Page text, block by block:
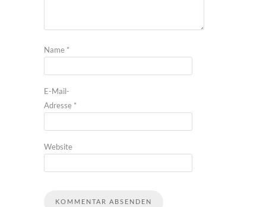
Name *
E-Mail-
Adresse *
Website